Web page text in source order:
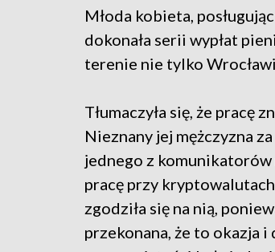
Młoda kobieta,
dokonała serii wypłat
terenie nie tylko
Tłumaczyła się, że pracę
Nieznany jej mężczyzna
jednego z komunikatorów
pracę przy
zgodziła się na nią,
przekonana, że to okazja